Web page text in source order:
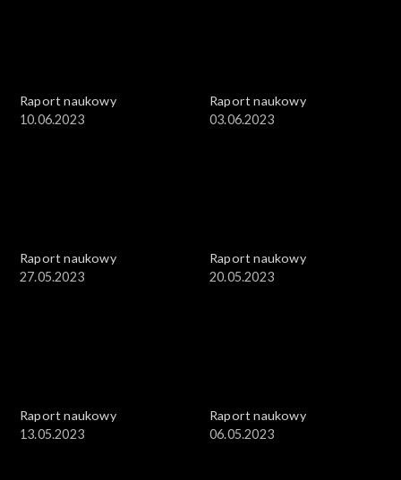
Raport naukowy
10.06.2023
Raport naukowy
03.06.2023
Raport naukowy
27.05.2023
Raport naukowy
20.05.2023
Raport naukowy
13.05.2023
Raport naukowy
06.05.2023